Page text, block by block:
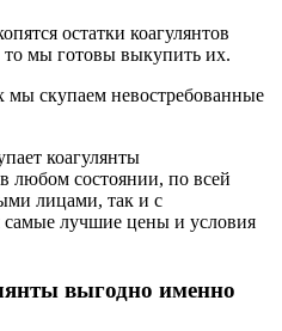
остатки коагулянтов
мы готовы выкупить их.
скупаем невостребованные
коагулянты
любом состоянии, по всей
лицами, так и с
самые лучшие цены и условия
выгодно именно